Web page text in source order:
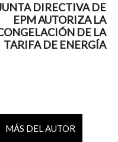
DIRECTIVA DE
EPM AUTORIZA LA
DE LA
TARIFA DE ENERGÍA
MÁS DEL AUTOR